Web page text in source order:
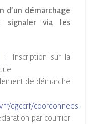
démarchage
signaler via les
: Inscription sur la
de démarche
dgccrf/coordonnees-
par courrier